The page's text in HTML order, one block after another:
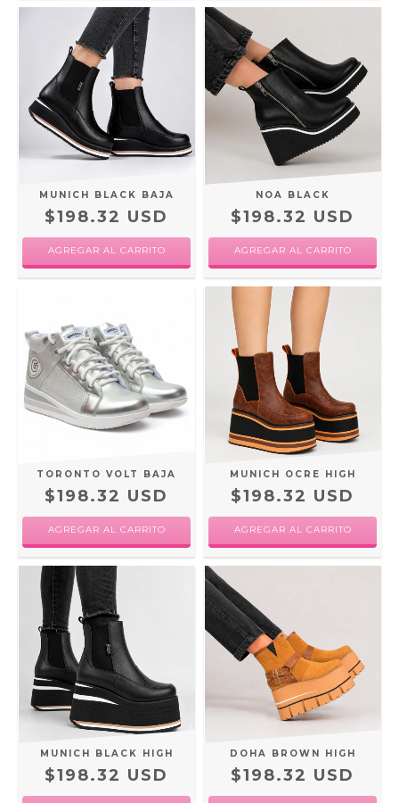
MUNICH BLACK BAJA
$198.32 USD
AGREGAR AL CARRITO
NOA BLACK
$198.32 USD
AGREGAR AL CARRITO
TORONTO VOLT BAJA
$198.32 USD
AGREGAR AL CARRITO
MUNICH OCRE HIGH
$198.32 USD
AGREGAR AL CARRITO
MUNICH BLACK HIGH
$198.32 USD
DOHA BROWN HIGH
$198.32 USD